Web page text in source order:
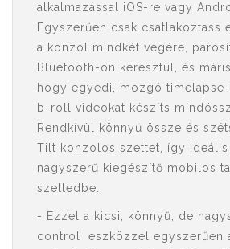
alkalmazással iOS-re vagy
Egyszerűen csak csatlakoztass
a konzol mindkét végére,
Bluetooth-on keresztül, és
hogy egyedi, mozgó
b-roll videokat készíts
Rendkívül könnyű össze és
Tilt konzolos szettet, így ideális
nagyszerű kiegészítő mobilos
szettedbe.
- Ezzel a kicsi, könnyű, de
control eszközzel egyszerűen